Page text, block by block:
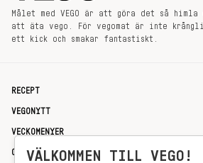
Målet med VEGO är att göra det så
att äta vego. För vegomat är inte
ett kick och smakar fantastiskt.
RECEPT
VEGONYTT
VECKOMENYER
OM OSSVÄLKOMMEN TILL VEGO!